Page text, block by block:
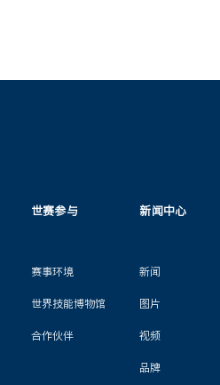
世赛参与
赛事环境
世界技能博物馆
合作伙伴
新闻中心
新闻
图片
视频
品牌